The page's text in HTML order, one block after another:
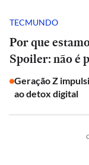
TECMUNDO
Por que
Spoiler: não é
Geração Z
ao detox digital